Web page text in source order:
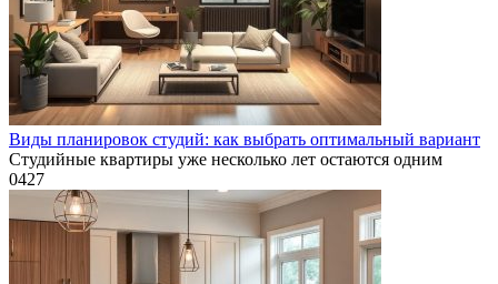
Виды планировок студий: как выбрать оптимальный вариант
Студийные квартиры уже несколько лет остаются одним
0427